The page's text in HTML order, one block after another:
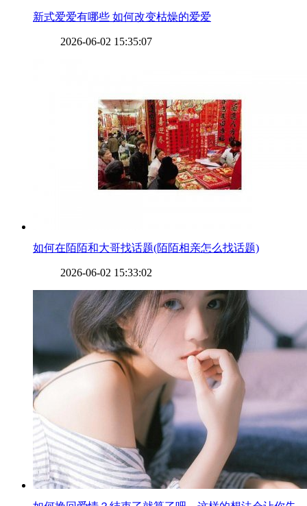
​新式爱爱有哪些 如何改变枯燥的爱爱
2026-06-02 15:35:07
​如何在陌陌和大哥找话题(陌陌相亲怎么找话题)
2026-06-02 15:33:02